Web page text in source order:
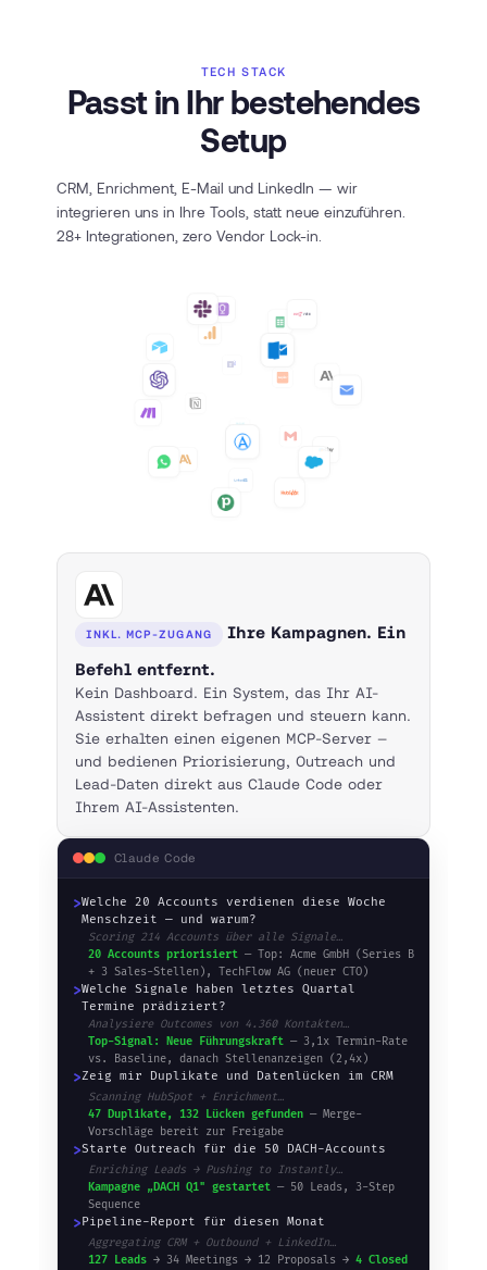
TECH STACK
Passt in Ihr bestehendes
Setup
CRM, Enrichment, E-Mail und LinkedIn — wir
integrieren uns in Ihre Tools, statt neue einzuführen.
28+ Integrationen, zero Vendor Lock-in.
INKL. MCP-ZUGANG
Ihre Kampagnen. Ein
Befehl entfernt.
Kein Dashboard. Ein System, das Ihr AI-
Assistent direkt befragen und steuern kann.
Sie erhalten einen eigenen MCP-Server —
und bedienen Priorisierung, Outreach und
Lead-Daten direkt aus Claude Code oder
Ihrem AI-Assistenten.
Claude Code
>Welche 20 Accounts verdienen diese Woche
Menschzeit — und warum?
Scoring 214 Accounts über alle Signale…
20 Accounts priorisiert — Top: Acme GmbH (Series B
+ 3 Sales-Stellen), TechFlow AG (neuer CTO)
>Welche Signale haben letztes Quartal
Termine prädiziert?
Analysiere Outcomes von 4.360 Kontakten…
Top-Signal: Neue Führungskraft — 3,1x Termin-Rate
vs. Baseline, danach Stellenanzeigen (2,4x)
>Zeig mir Duplikate und Datenlücken im CRM
Scanning HubSpot + Enrichment…
47 Duplikate, 132 Lücken gefunden — Merge-
Vorschläge bereit zur Freigabe
>Starte Outreach für die 50 DACH-Accounts
Enriching Leads → Pushing to Instantly…
Kampagne „DACH Q1" gestartet — 50 Leads, 3-Step
Sequence
>Pipeline-Report für diesen Monat
Aggregating CRM + Outbound + LinkedIn…
127 Leads → 34 Meetings → 12 Proposals → 4 Closed